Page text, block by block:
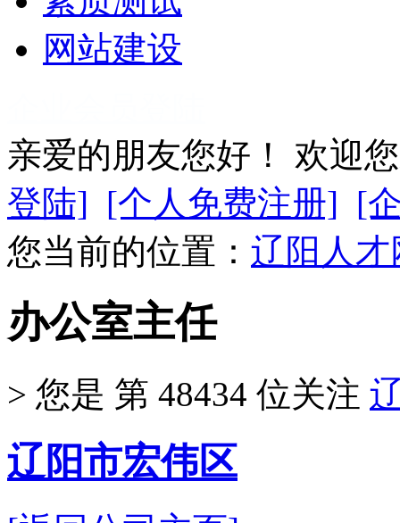
网站建设
亲爱的朋友您好！ 欢迎
登陆] [个人免费注册] [
您当前的位置： 辽阳人才
办公室主任
> 您是 第 48434 位关注
辽阳市宏伟区